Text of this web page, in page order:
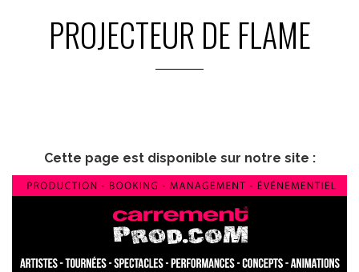
PROJECTEUR DE FLAME
Cette page est disponible sur notre site :